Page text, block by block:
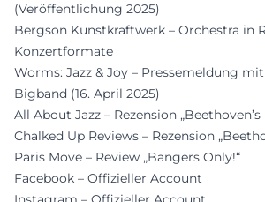
(Veröffentlichung 2025)
Bergson Kunstkraftwerk – Orchestra in
Konzertformate
Worms: Jazz & Joy – Pressemeldung
Bigband (16. April 2025)
All About Jazz – Rezension
Chalked Up Reviews – Rezension
Paris Move – Review „Bangers Only!“
Facebook – Offizieller Account